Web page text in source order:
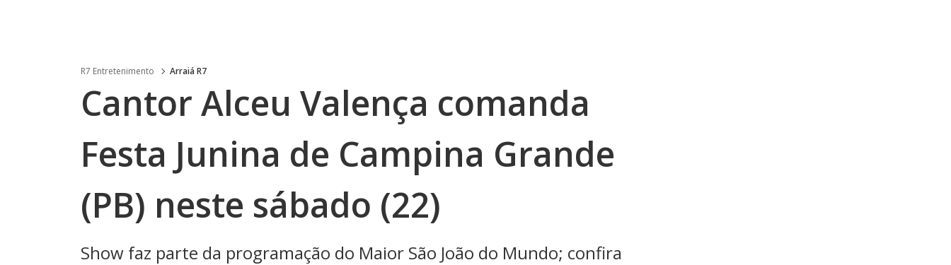
R7 Entretenimento Arraiá R7
Cantor Alceu Valença comanda
Festa Junina de Campina Grande
(PB) neste sábado (22)
Show faz parte da programação do Maior São João do Mundo; confira